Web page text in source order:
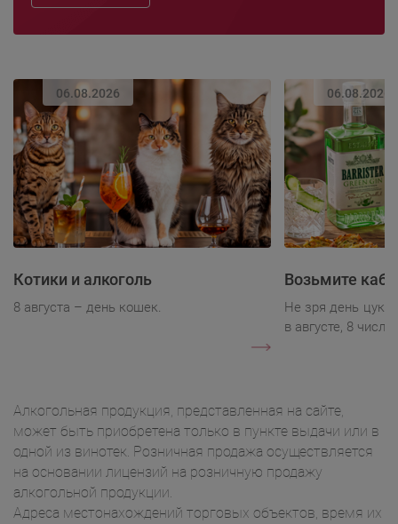
06.08.2026
Котики и алкоголь
8 августа – день кошек.
06.08.2026
Возьмите
Не зря день
в августе, 8 числа.
Алкогольная продукция, представленная на сайте,
может быть приобретена только в пункте выдачи или в
одной из винотек. Розничная продажа осуществляется
на основании лицензий на розничную продажу
алкогольной продукции.
Адреса местонахождений торговых объектов, время их